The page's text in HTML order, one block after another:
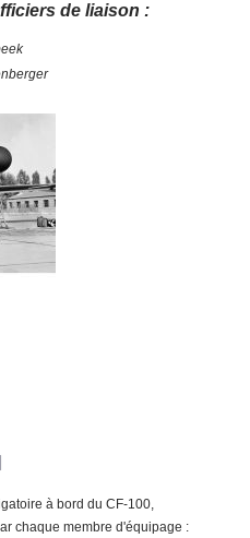
de liaison :
à bord du CF-100,
chaque membre d'équipage :